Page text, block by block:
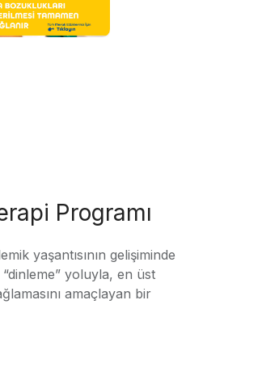
Programı
yaşantısının gelişiminde
yoluyla, en üst
amaçlayan bir